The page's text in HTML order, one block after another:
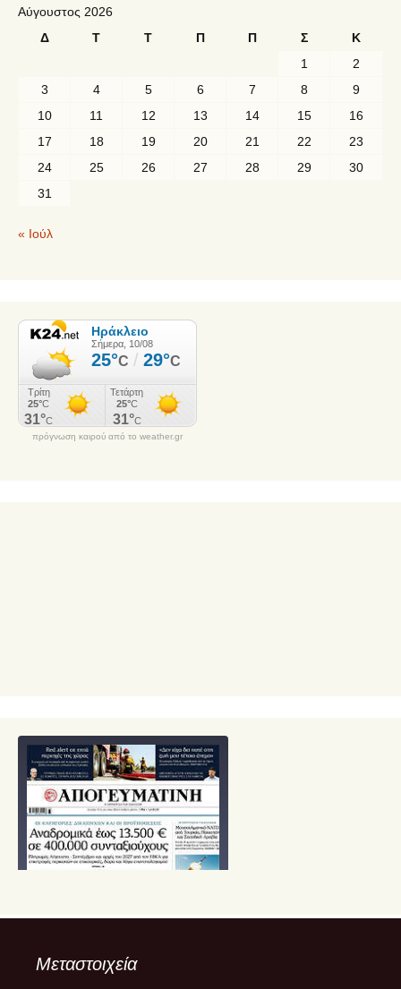
Αύγουστος 2026
Δ
Τ Τ Π Π Σ
Κ
1
2
3
4 5 6 7 8
9
10
11 12 13 14 15
16
17
18 19 20 21 22
23
24
25 26 27 28 29
30
31
« Ιούλ
πρόγνωση καιρού από το weather.gr
Μεταστοιχεία